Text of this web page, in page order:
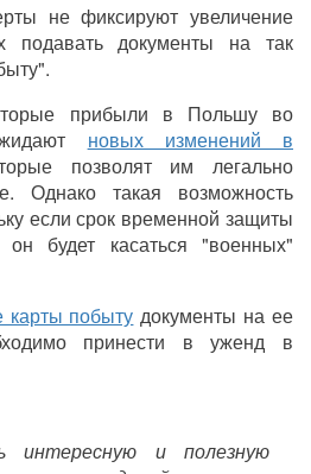
не фиксируют увеличение
подавать документы на так
прибыли в Польшу во
новых изменений в
позволят им легально
Однако такая возможность
если срок временной защиты
будет касаться "военных"
карты побыту документы на ее
принести в уженд в
интересную и полезную